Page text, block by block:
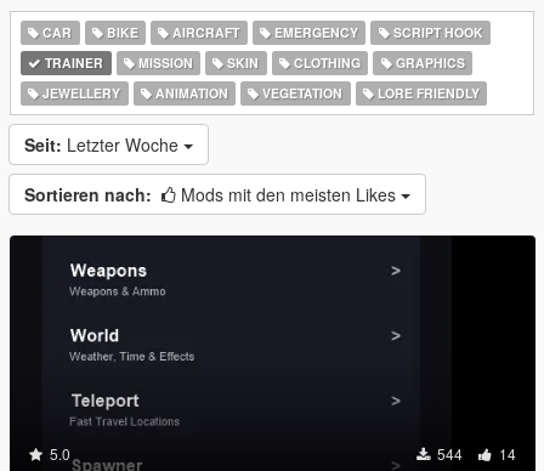
CAR BIKE AIRCRAFT EMERGENCY
SCRIPT HOOK
TRAINER
MISSION SKIN CLOTHING
GRAPHICS
JEWELLERY
ANIMATION VEGETATION LORE FRIENDLY
Seit: Letzter Woche
Sortieren nach: Mods mit den meisten Likes
5.0 544 14